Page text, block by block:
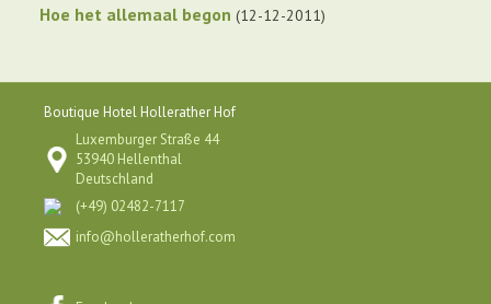
Hoe het allemaal begon 12-12-2011
Boutique Hotel Hollerather Hof
Luxemburger Straße 44
53940 Hellenthal
Deutschland
(+49) 02482-7117
info@holleratherhof.com